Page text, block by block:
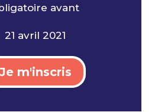
avant
21 avril 2021
Je m'inscris